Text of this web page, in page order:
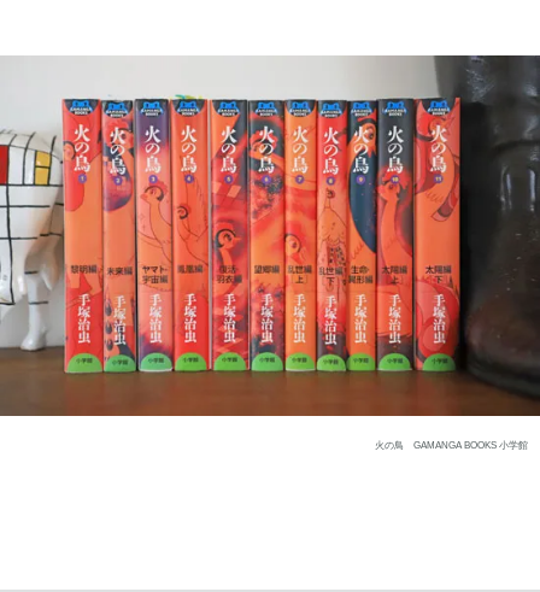
火の鳥 GAMANGA BOOKS 小学館